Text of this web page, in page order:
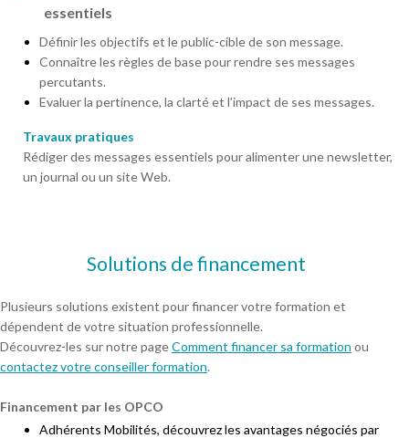
essentiels
Définir les objectifs et le public-cible de son message.
Connaître les règles de base pour rendre ses messages
percutants.
Evaluer la pertinence, la clarté et l'impact de ses messages.
Travaux pratiques
Rédiger des messages essentiels pour alimenter une newsletter,
un journal ou un site Web.
Solutions de financement
Plusieurs solutions existent pour financer votre formation et
dépendent de votre situation professionnelle.
Découvrez-les sur notre pageComment financer sa formation ou
contactez votre conseiller formation.
Financement par les OPCO
Adhérents Mobilités, découvrez les avantages négociés par